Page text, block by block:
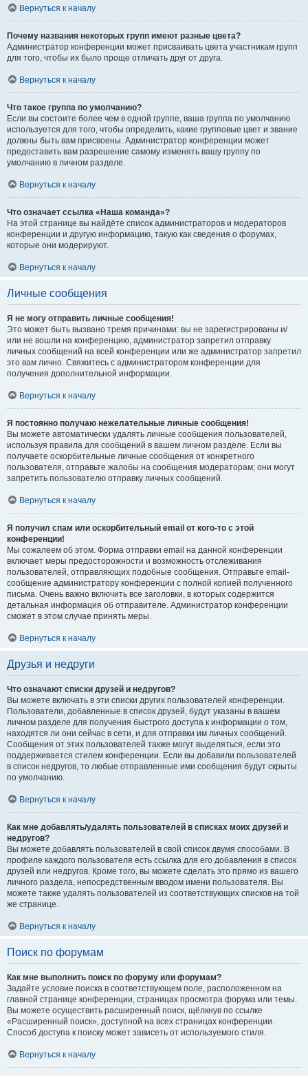
Вернуться к началу
Почему названия некоторых групп имеют разные цвета?
Администратор конференции может присваивать цвета участникам групп
для того, чтобы их было проще отличать друг от друга.
Вернуться к началу
Что такое группа по умолчанию?
Если вы состоите более чем в одной группе, ваша группа по умолчанию
используется для того, чтобы определить, какие групповые цвет и звание
должны быть вам присвоены. Администратор конференции может
предоставить вам разрешение самому изменять вашу группу по
умолчанию в личном разделе.
Вернуться к началу
Что означает ссылка «Наша команда»?
На этой странице вы найдёте список администраторов и модераторов
конференции и другую информацию, такую как сведения о форумах,
которые они модерируют.
Вернуться к началу
Личные сообщения
Я не могу отправить личные сообщения!
Это может быть вызвано тремя причинами: вы не зарегистрированы и/
или не вошли на конференцию, администратор запретил отправку
личных сообщений на всей конференции или же администратор запретил
это вам лично. Свяжитесь с администратором конференции для
получения дополнительной информации.
Вернуться к началу
Я постоянно получаю нежелательные личные сообщения!
Вы можете автоматически удалять личные сообщения пользователей,
используя правила для сообщений в вашем личном разделе. Если вы
получаете оскорбительные личные сообщения от конкретного
пользователя, отправьте жалобы на сообщения модераторам; они могут
запретить пользователю отправку личных сообщений.
Вернуться к началу
Я получил спам или оскорбительный email от кого-то с этой
конференции!
Мы сожалеем об этом. Форма отправки email на данной конференции
включает меры предосторожности и возможность отслеживания
пользователей, отправляющих подобные сообщения. Отправьте email-
сообщение администратору конференции с полной копией полученного
письма. Очень важно включить все заголовки, в которых содержится
детальная информация об отправителе. Администратор конференции
сможет в этом случае принять меры.
Вернуться к началу
Друзья и недруги
Что означают списки друзей и недругов?
Вы можете включать в эти списки других пользователей конференции.
Пользователи, добавленные в список друзей, будут указаны в вашем
личном разделе для получения быстрого доступа к информации о том,
находятся ли они сейчас в сети, и для отправки им личных сообщений.
Сообщения от этих пользователей также могут выделяться, если это
поддерживается стилем конференции. Если вы добавили пользователей
в список недругов, то любые отправленные ими сообщения будут скрыты
по умолчанию.
Вернуться к началу
Как мне добавлять/удалять пользователей в списках моих друзей и
недругов?
Вы можете добавлять пользователей в свой список двумя способами. В
профиле каждого пользователя есть ссылка для его добавления в список
друзей или недругов. Кроме того, вы можете сделать это прямо из вашего
личного раздела, непосредственным вводом имени пользователя. Вы
можете также удалять пользователей из соответствующих списков на той
же странице.
Вернуться к началу
Поиск по форумам
Как мне выполнить поиск по форуму или форумам?
Задайте условие поиска в соответствующем поле, расположенном на
главной странице конференции, страницах просмотра форума или темы.
Вы можете осуществить расширенный поиск, щёлкнув по ссылке
«Расширенный поиск», доступной на всех страницах конференции.
Способ доступа к поиску может зависеть от используемого стиля.
Вернуться к началу